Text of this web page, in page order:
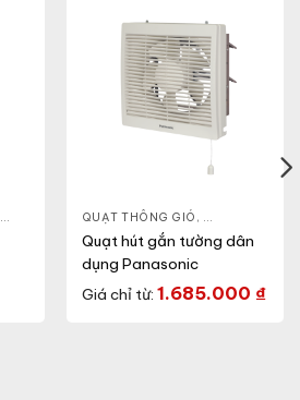
QUẠT ĐỨNG QUẠT THÔNG GIÓ , QUẠT ĐIỆN,
Quạt hút gắn tường dân
dụng Panasonic
Giá chỉ từ: 1.685.000 ₫